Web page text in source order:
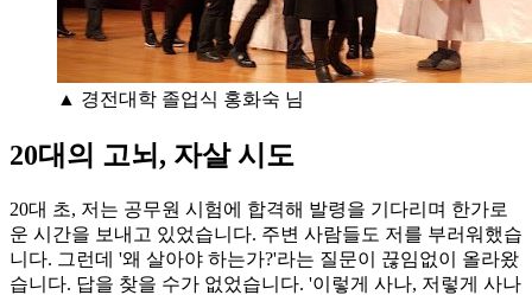
▲ 경전대학 졸업식 홍화숙 님
20대의 고뇌, 자살 시도
20대 초, 저는 공무원 시험에 합격해 발령을 기다리며 한가로
운 시간을 보내고 있었습니다. 주변 사람들도 저를 부러워했습
니다. 그런데 '왜 살아야 하는가?'라는 질문이 끊임없이 올라왔
습니다. 답을 찾을 수가 없었습니다. '이렇게 사나, 저렇게 사나